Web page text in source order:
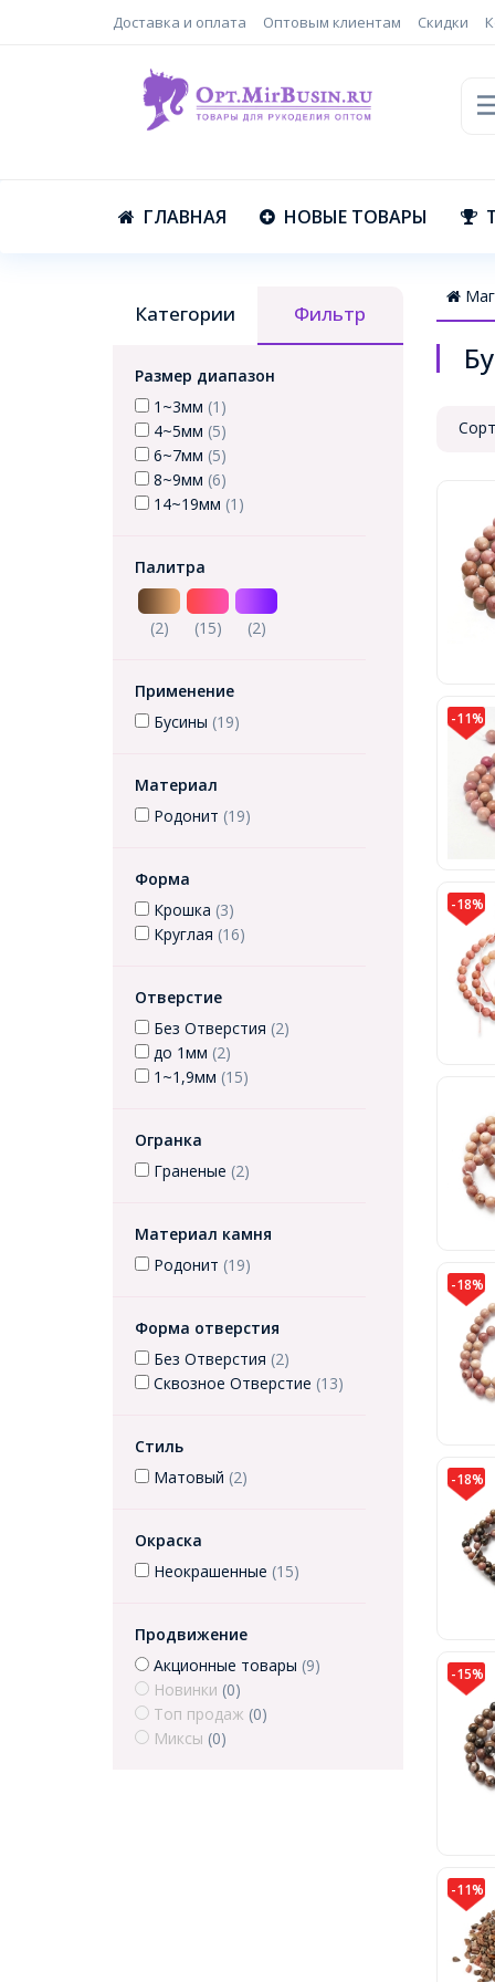
Доставка и оплата Оптовым клиентам Скидки
ГЛАВНАЯ НОВЫЕ ТОВАРЫ
Категории Фильтр
Размер диапазон
1~3мм (1)
4~5мм (5)
6~7мм (5)
8~9мм (6)
14~19мм (1)
Палитра
(2) (15) (2)
Применение
Бусины (19)
Материал
Родонит (19)
Форма
Крошка (3)
Круглая (16)
Отверстие
Без Отверстия (2)
до 1мм (2)
1~1,9мм (15)
Огранка
Граненые (2)
Материал камня
Родонит (19)
Форма отверстия
Без Отверстия (2)
Сквозное Отверстие (13)
Стиль
Матовый (2)
Окраска
Неокрашенные (15)
Продвижение
Акционные товары (9)
Новинки (0)
Топ продаж (0)
Миксы (0)
-11%
-18%
-18%
-18%
-15%
-11%